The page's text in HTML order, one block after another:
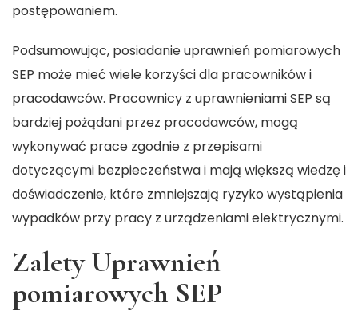
postępowaniem.
Podsumowując, posiadanie uprawnień pomiarowych
SEP może mieć wiele korzyści dla pracowników i
pracodawców. Pracownicy z uprawnieniami SEP są
bardziej pożądani przez pracodawców, mogą
wykonywać prace zgodnie z przepisami
dotyczącymi bezpieczeństwa i mają większą wiedzę i
doświadczenie, które zmniejszają ryzyko wystąpienia
wypadków przy pracy z urządzeniami elektrycznymi.
Zalety Uprawnień
pomiarowych SEP